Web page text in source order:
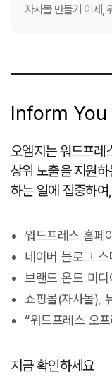
Inform You
오엠지는 워드프레
상위 노출을 지원
하는 일에 집중하
워드프레스 홈페
네이버 블로그
브랜드 온드 미디
쇼핑몰(자사몰),
“워드프레스 오
지금 확인하세요